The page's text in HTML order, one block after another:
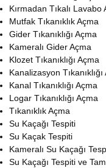
Kırmadan Tıkalı Lavabo
Mutfak Tıkanıklık Açma
Gider Tıkanıklığı Açma
Kameralı Gider Açma
Klozet Tıkanıklığı Açma
Kanalizasyon Tıkanıklığı
Kanal Tıkanıklığı Açma
Logar Tıkanıklığı Açma
Tıkanıklık Açma
Su Kaçağı Tespiti
Su Kaçak Tespiti
Kameralı Su Kaçağı
Su Kaçağı Tespiti ve